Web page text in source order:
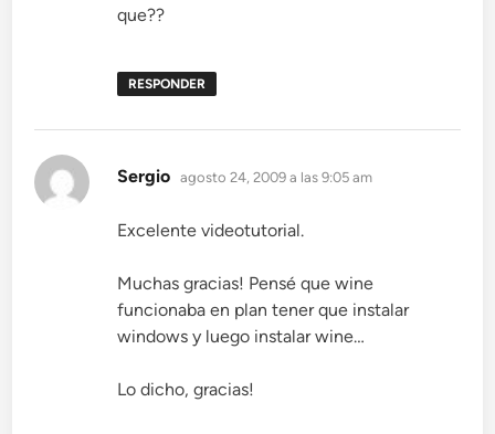
que??
RESPONDER
Sergio dice:
agosto 24, 2009 a las 9:05 am
Excelente videotutorial.
Muchas gracias! Pensé que wine
funcionaba en plan tener que instalar
windows y luego instalar wine…
Lo dicho, gracias!